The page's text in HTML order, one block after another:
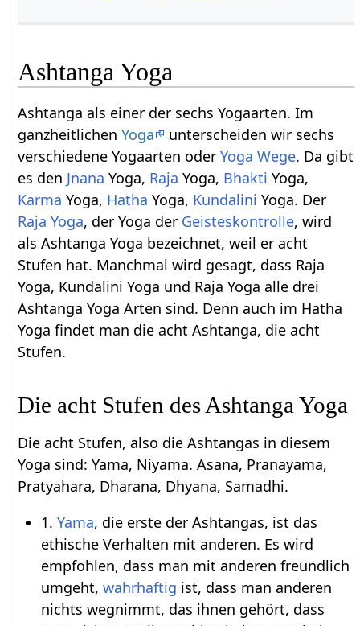
Ashtanga Yoga
Ashtanga als einer der sechs Yogaarten. Im
ganzheitlichenYoga
unterscheiden wir sechs
verschiedene Yogaarten oderYoga Wege. Da gibt
es den Jnana Yoga, Raja Yoga, Bhakti Yoga,
Karma Yoga, Hatha Yoga, Kundalini Yoga. Der
Raja Yoga, der Yoga der Geisteskontrolle, wird
als Ashtanga Yoga bezeichnet, weil er acht
Stufen hat. Manchmal wird gesagt, dass Raja
Yoga, Kundalini Yoga und Raja Yoga alle drei
Ashtanga Yoga Arten sind. Denn auch im Hatha
Yoga findet man die acht Ashtanga, die acht
Stufen.
Die acht Stufen des Ashtanga Yoga
Die acht Stufen, also die Ashtangas in diesem
Yoga sind: Yama, Niyama. Asana, Pranayama,
Pratyahara, Dharana, Dhyana, Samadhi.
1. Yama, die erste der Ashtangas, ist das
ethische Verhalten mit anderen. Es wird
empfohlen, dass man mit anderen freundlich
umgeht, wahrhaftig ist, dass man anderen
nichts wegnimmt, das ihnen gehört, dass